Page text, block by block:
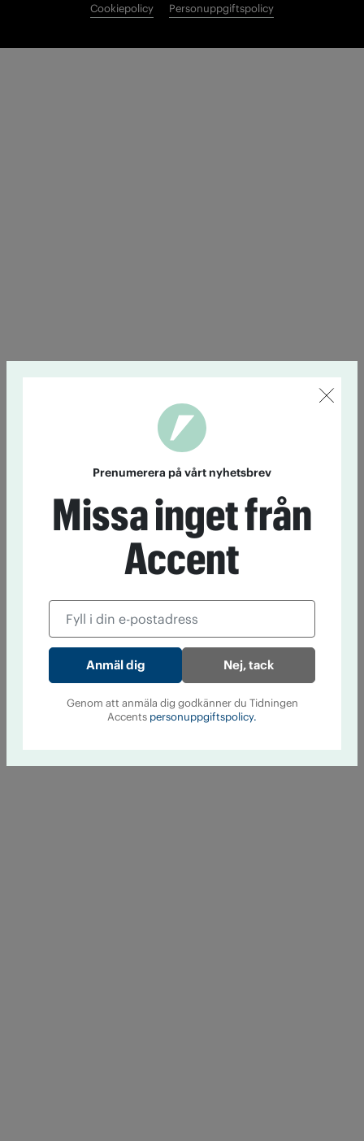
Cookiepolicy
Personuppgiftspolicy
Prenumerera på vårt nyhetsbrev
Missa inget från
Accent
Nej, tack
Genom att anmäla dig godkänner du Tidningen
Accents personuppgiftspolicy.